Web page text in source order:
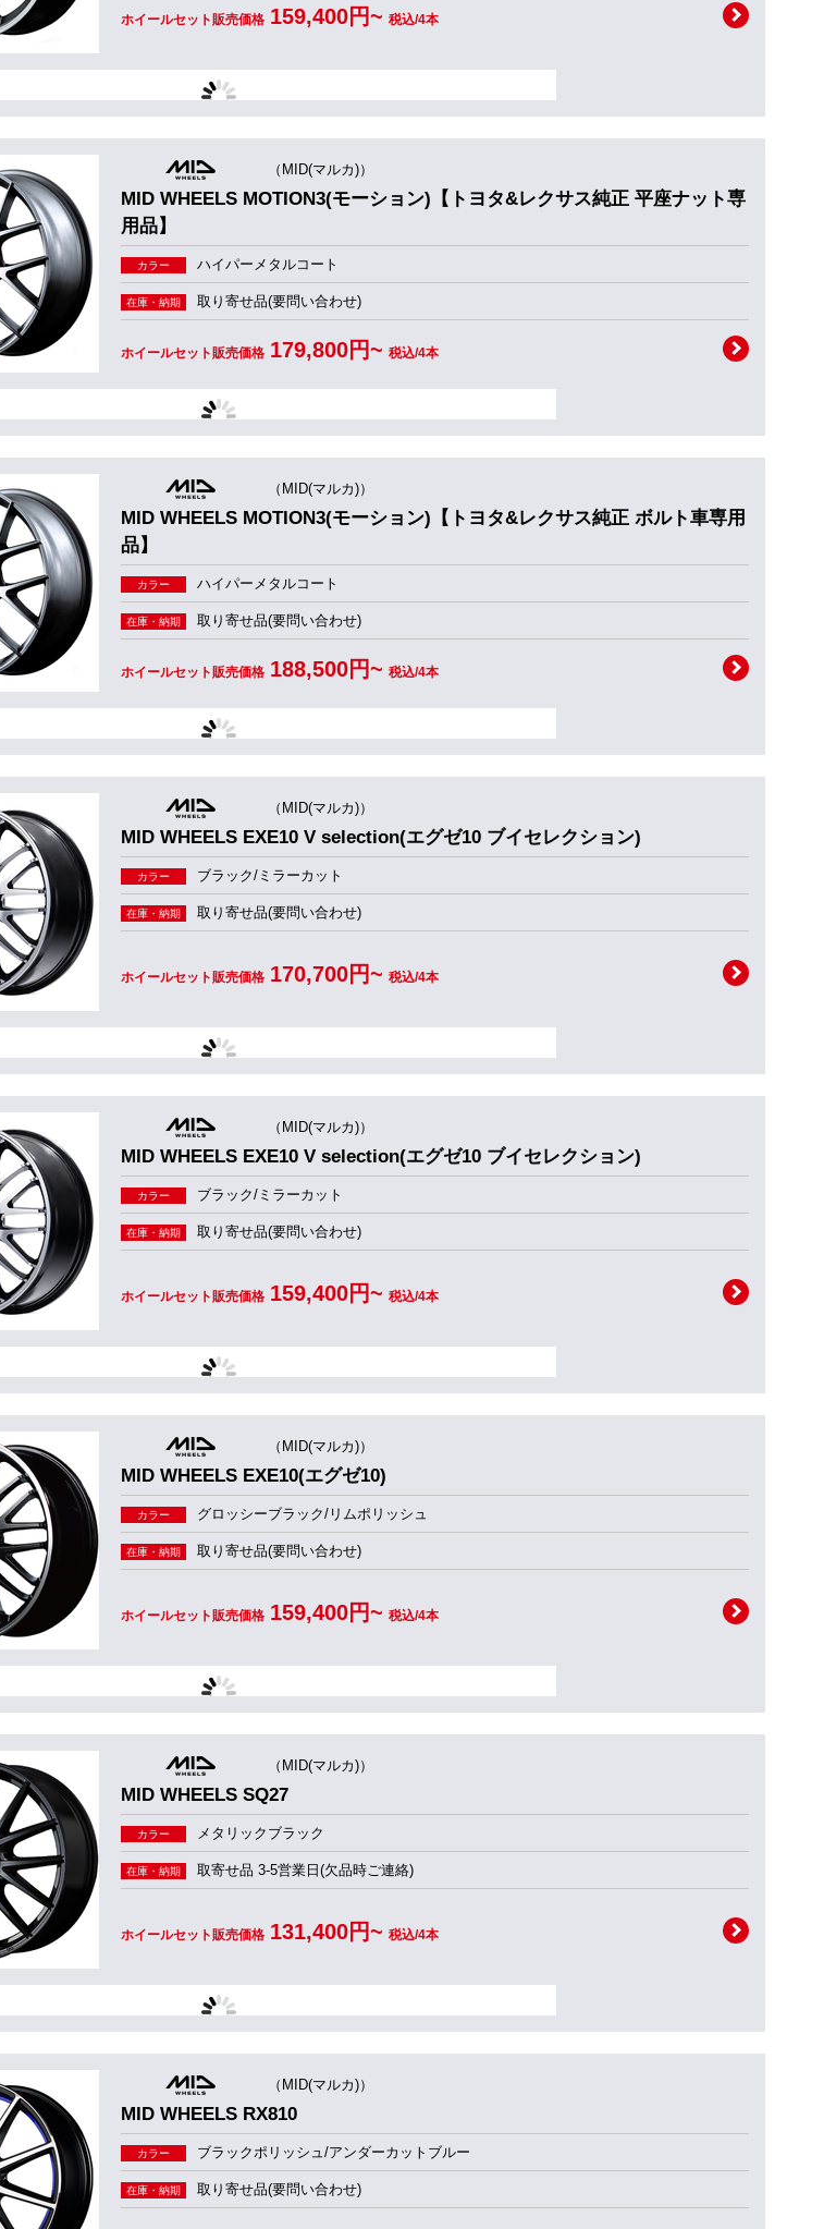
ホイールセット販売価格 159,400円~ 税込/4本
（MID(マルカ)）
MID WHEELS MOTION3(モーション)【トヨタ&レクサス純正 平座ナット専
用品】
カラー ハイパーメタルコート
在庫・納期 取り寄せ品(要問い合わせ)
ホイールセット販売価格 179,800円~ 税込/4本
（MID(マルカ)）
MID WHEELS MOTION3(モーション)【トヨタ&レクサス純正 ボルト車専用
品】
カラー ハイパーメタルコート
在庫・納期 取り寄せ品(要問い合わせ)
ホイールセット販売価格 188,500円~ 税込/4本
（MID(マルカ)）
MID WHEELS EXE10 V selection(エグゼ10 ブイセレクション)
カラー ブラック/ミラーカット
在庫・納期 取り寄せ品(要問い合わせ)
ホイールセット販売価格 170,700円~ 税込/4本
（MID(マルカ)）
MID WHEELS EXE10 V selection(エグゼ10 ブイセレクション)
カラー ブラック/ミラーカット
在庫・納期 取り寄せ品(要問い合わせ)
ホイールセット販売価格 159,400円~ 税込/4本
（MID(マルカ)）
MID WHEELS EXE10(エグゼ10)
カラー グロッシーブラック/リムポリッシュ
在庫・納期 取り寄せ品(要問い合わせ)
ホイールセット販売価格 159,400円~ 税込/4本
（MID(マルカ)）
MID WHEELS SQ27
カラー メタリックブラック
在庫・納期 取寄せ品 3-5営業日(欠品時ご連絡)
ホイールセット販売価格 131,400円~ 税込/4本
（MID(マルカ)）
MID WHEELS RX810
カラー ブラックポリッシュ/アンダーカットブルー
在庫・納期 取り寄せ品(要問い合わせ)